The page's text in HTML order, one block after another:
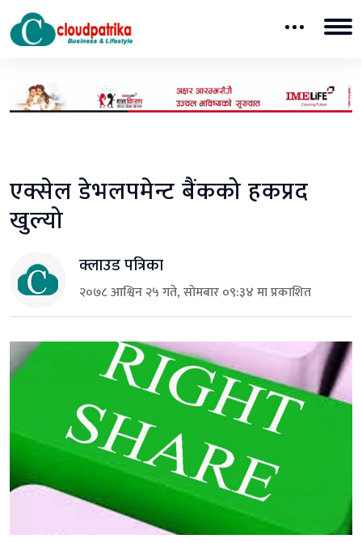
एक्सेल डेभलपमेन्ट बैंकको हकप्रद
खुल्यो
क्लाउड पत्रिका
२०७८ आश्विन २५ गते, सोमबार ०९:३४ मा प्रकाशित